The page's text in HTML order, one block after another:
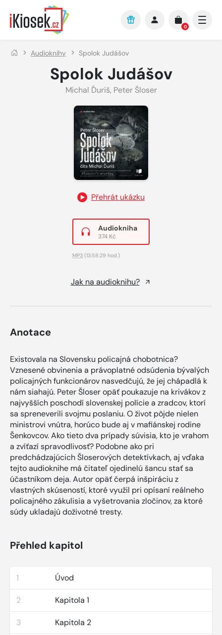
Přejít na hlavní obsah
0
Audioknihy Spolok Judášov
Spolok Judášov
Michal Ďuriš, Peter Šloser
Přehrát ukázku
Audiokniha
374 Kč
MP3 (13:58:29 hod.)
Jak na audioknihu?
Anotace
Existovala na Slovensku policajná chobotnica?
Vznesené obvinenia a právoplatné odsúdenia bývalých
policajných funkcionárov nasvedčujú, že jej chápadlá k
nám siahajú. Peter Šloser opäť poukazuje na krivákov z
najvyšších poschodí slovenskej polície a zradcov, ktorí
sa spreneverili svojmu poslaniu. O život pôjde nielen
ministrovi vnútra, horúco bude aj v mafiánskej rodine
Šenkovcov. Ako tieto dva prípady súvisia, kto je vrahom
a zvíťazí spravodlivosť? Podobne ako pri
predchádzajúcich Šloserových detektívkach, aj vďaka
tejto audioknihe má čitateľ ojedinelú šancu stať sa
účastníkom deja. Autor opäť čerpá inšpiráciu z
vlastných skúseností, ktoré využil pri opísaní reálneho
policajného zákulisia a vyšetrovania zločinov, za ktoré
súdy ukladajú doživotné tresty.
Přehled kapitol
1 Úvod
2 Kapitola 1
3 Kapitola 2